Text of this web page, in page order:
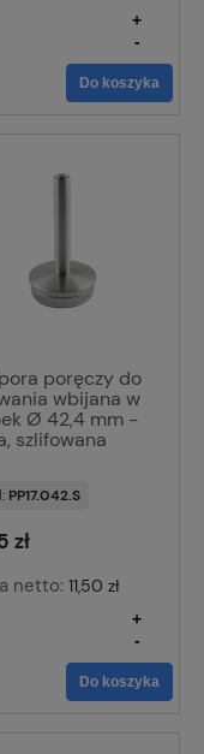
-
+
Do koszyka
poręczy do
wbijana w
Ø 42,4 mm -
szlifowana
PP17.042.S
zł
netto:11,50 zł
-
+
Do koszyka